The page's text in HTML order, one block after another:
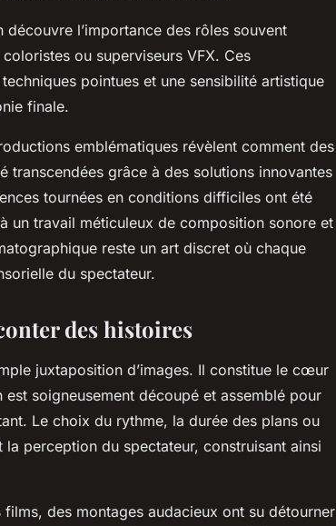
découvre l’importance des rôles souvent
ou superviseurs VFX. Ces
pointues et une sensibilité artistique
finale.
emblématiques révèlent comment des
transcendées grâce à des solutions innovantes
tournées en conditions difficiles ont été
un travail méticuleux de composition sonore et
reste un art discret où chaque
du spectateur.
des histoires
juxtaposition d’images. Il constitue le cœur
est soigneusement découpé et assemblé pour
Le choix du rythme, la durée des plans ou
perception du spectateur, construisant ainsi
des montages audacieux ont su détourner